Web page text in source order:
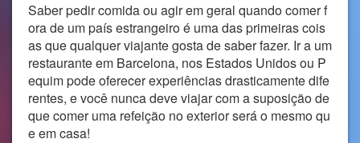
Saber pedir comida ou agir em geral quando comer f
ora de um país estrangeiro é uma das primeiras cois
as que qualquer viajante gosta de saber fazer. Ir a um
restaurante em Barcelona, nos Estados Unidos ou P
equim pode oferecer experiências drasticamente dife
rentes, e você nunca deve viajar com a suposição de
que comer uma refeição no exterior será o mesmo qu
e em casa!